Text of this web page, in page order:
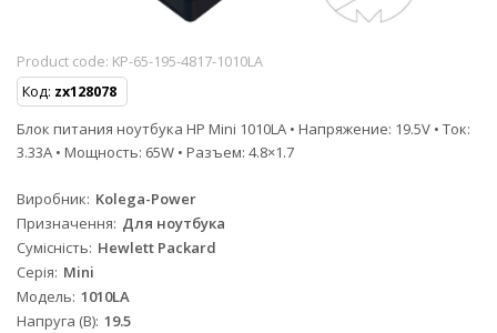
Product code: KP-65-195-4817-1010LA
Код: zx128078
Блок питания ноутбука HP Mini 1010LA • Напряжение: 19.5V • Ток:
3.33A • Мощность: 65W • Разъем: 4.8×1.7
Виробник Kolega-Power
Призначення Для ноутбука
Сумісність Hewlett Packard
Серія Mini
Модель 1010LA
Напруга (В) 19.5